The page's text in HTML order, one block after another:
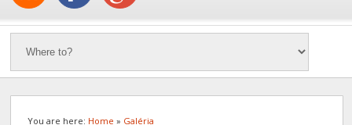
You are here: Home » Galéria